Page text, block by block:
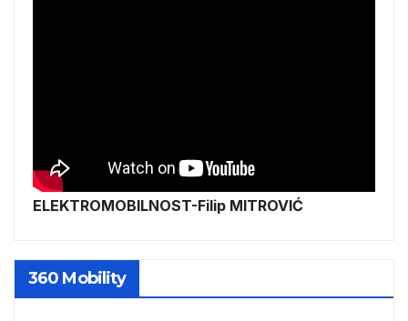
ELEKTROMOBILNOST-Filip MITROVIĆ
360 Mobility